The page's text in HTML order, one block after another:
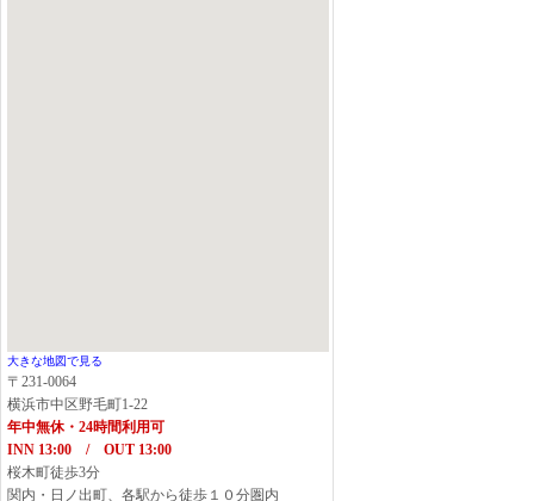
大きな地図で見る
〒231-0064
横浜市中区野毛町1-22
年中無休・24時間利用可
INN 13:00 / OUT 13:00
桜木町徒歩3分
関内・日ノ出町、各駅から徒歩１０分圏内